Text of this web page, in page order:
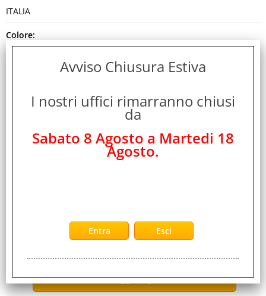
ITALIA
Colore:
A02-UTL30
Avviso Chiusura Estiva
I nostri uffici rimarranno chiusi
da
Sabato 8 Agosto a Martedi 18
Agosto.